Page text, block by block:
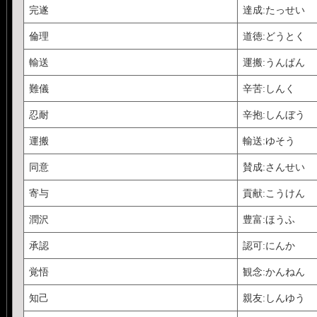
完遂 達成:たっせい
倫理 道徳:どうとく
輸送 運搬:うんぱん
難儀 辛苦:しんく
忍耐 辛抱:しんぼう
運搬 輸送:ゆそう
同意 賛成:さんせい
寄与 貢献:こうけん
潤沢 豊富:ほうふ
承認 認可:にんか
覚悟 観念:かんねん
知己 親友:しんゆう